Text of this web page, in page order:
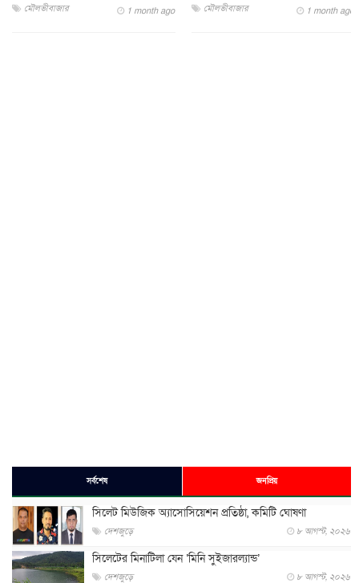
মৌলভীবাজার 1 month ago মৌলভীবাজার 1 month ago
সর্বশেষ জনপ্রিয়
সিলেট মিউজিক অ্যাসোসিয়েশন প্রতিষ্ঠা, কমিটি ঘোষণা
দেশজুড়ে ৮ আগস্ট, ২০২৬
সিলেটের মিনাটিলা যেন ‘মিনি সুইজারল্যান্ড’
দেশজুড়ে ৮ আগস্ট, ২০২৬